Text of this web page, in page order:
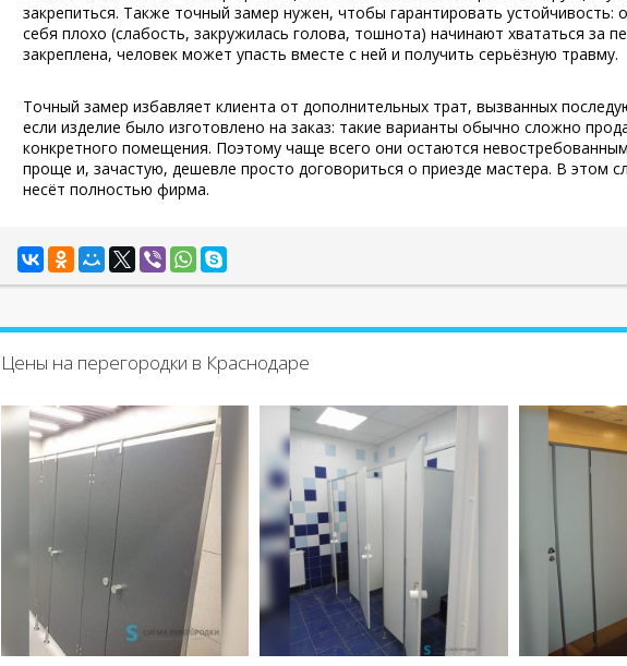
закрепиться. Также точный замер нужен, чтобы гарантировать устойчивость:
себя плохо (слабость, закружилась голова, тошнота) начинают хвататься за
закреплена, человек может упасть вместе с ней и получить серьёзную травму.
Точный замер избавляет клиента от дополнительных трат, вызванных
если изделие было изготовлено на заказ: такие варианты обычно сложно
конкретного помещения. Поэтому чаще всего они остаются
проще и, зачастую, дешевле просто договориться о приезде мастера. В этом
несёт полностью фирма.
Цены на перегородки в Краснодаре